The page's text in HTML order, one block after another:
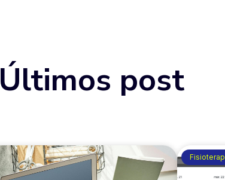
Últimos post